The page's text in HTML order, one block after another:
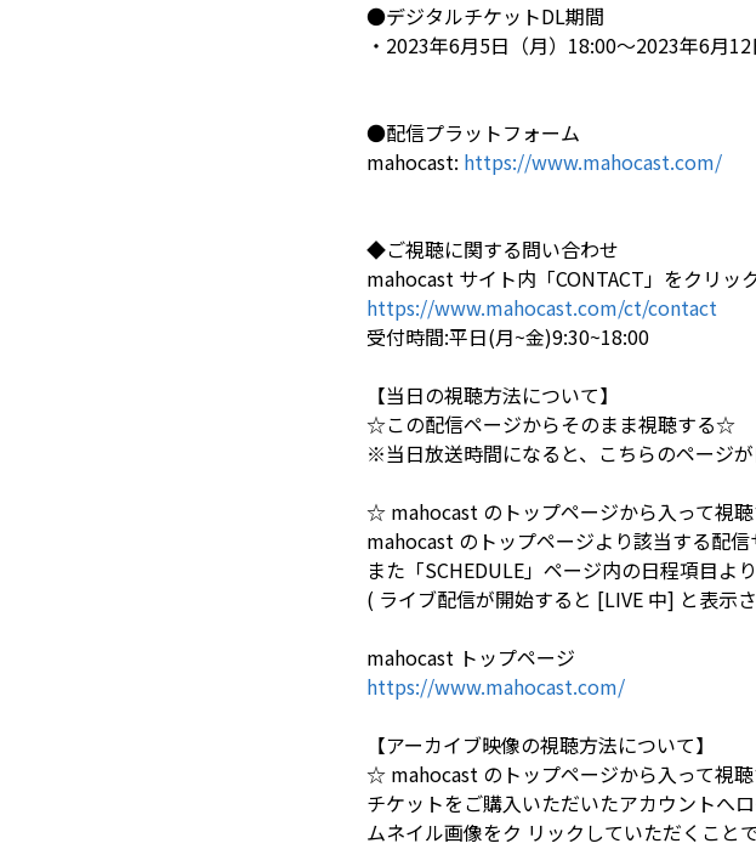
●デジタルチケットDL期間
・2023年6月5日（月）18:00～2023年6月
●配信プラットフォーム
mahocast: https://www.mahocast.com/
◆ご視聴に関する問い合わせ
mahocast サイト内「CONTACT」をクリッ
https://www.mahocast.com/ct/contact
受付時間:平日(月~金)9:30~18:00
【当日の視聴方法について】
☆この配信ページからそのまま視聴する☆
※当日放送時間になると、こちらのページが
☆ mahocast のトップページから入って視
mahocast のトップページより該当する配
また「SCHEDULE」ページ内の日程項目よ
( ライブ配信が開始すると [LIVE 中] と表示
mahocast トップページ
https://www.mahocast.com/
【アーカイブ映像の視聴方法について】
☆ mahocast のトップページから入って視
チケットをご購入いただいたアカウントへ
ムネイル画像をク リックしていただくこと